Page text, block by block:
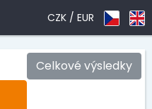
CZK / EUR
Celkové výsledky